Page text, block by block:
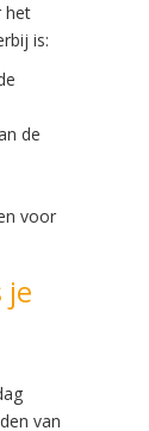
het
is:
de
voor
je
van